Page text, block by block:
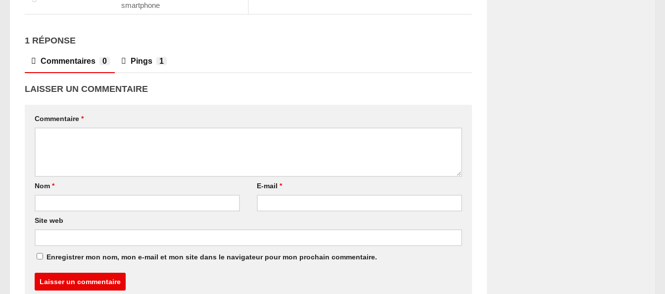
smartphone
1 RÉPONSE
Commentaires 0 Pings 1
LAISSER UN COMMENTAIRE
Commentaire *
Nom * E-mail*
Site web
Enregistrer mon nom, mon e-mail et mon site dans le navigateur pour mon prochain commentaire.